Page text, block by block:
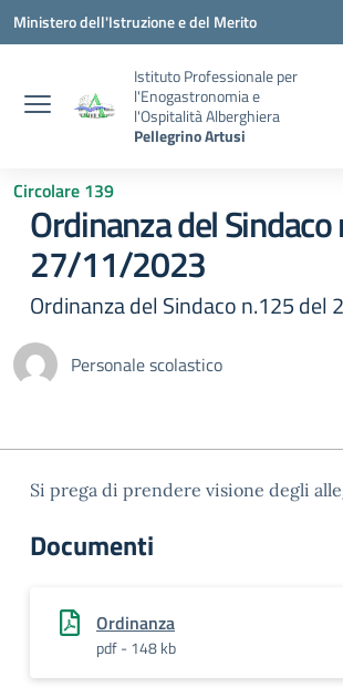
Vai ai contenuti
Vai al menu di navigazione
Vai al footer
Ministero dell'Istruzione e del Merito
Istituto Professionale per
l'Enogastronomia e
l'Ospitalità Alberghiera
Pellegrino Artusi
Circolare 139
Ordinanza del
27/11/2023
Ordinanza del Sindaco n.125
Personale scolastico
Si prega di prendere visione degli
Documenti
Ordinanza
pdf - 148 kb